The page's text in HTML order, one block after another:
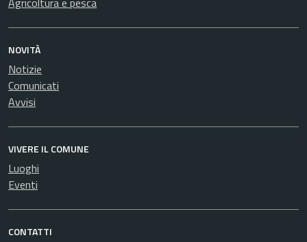
NOVITÀ
Notizie
Comunicati
Avvisi
VIVERE IL COMUNE
Luoghi
Eventi
CONTATTI